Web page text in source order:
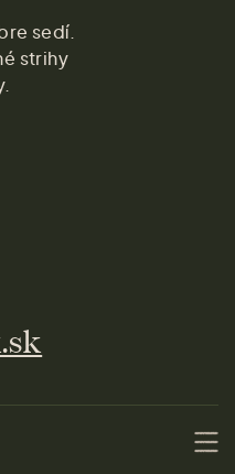
sedí.
strihy